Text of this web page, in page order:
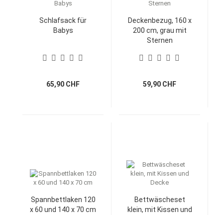
Schlafsack für
Babys
65,90 CHF
Deckenbezug, 160 x
200 cm, grau mit
Sternen
59,90 CHF
Spannbettlaken 120
x 60 und 140 x 70 cm
Bettwäscheset
klein, mit Kissen und